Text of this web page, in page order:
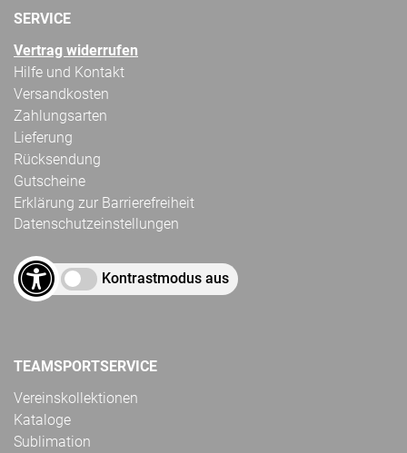
SERVICE
Vertrag widerrufen
Hilfe und Kontakt
Versandkosten
Zahlungsarten
Lieferung
Rücksendung
Gutscheine
Erklärung zur Barrierefreiheit
Datenschutzeinstellungen
Kontrastmodus aus
TEAMSPORTSERVICE
Vereinskollektionen
Kataloge
Sublimation